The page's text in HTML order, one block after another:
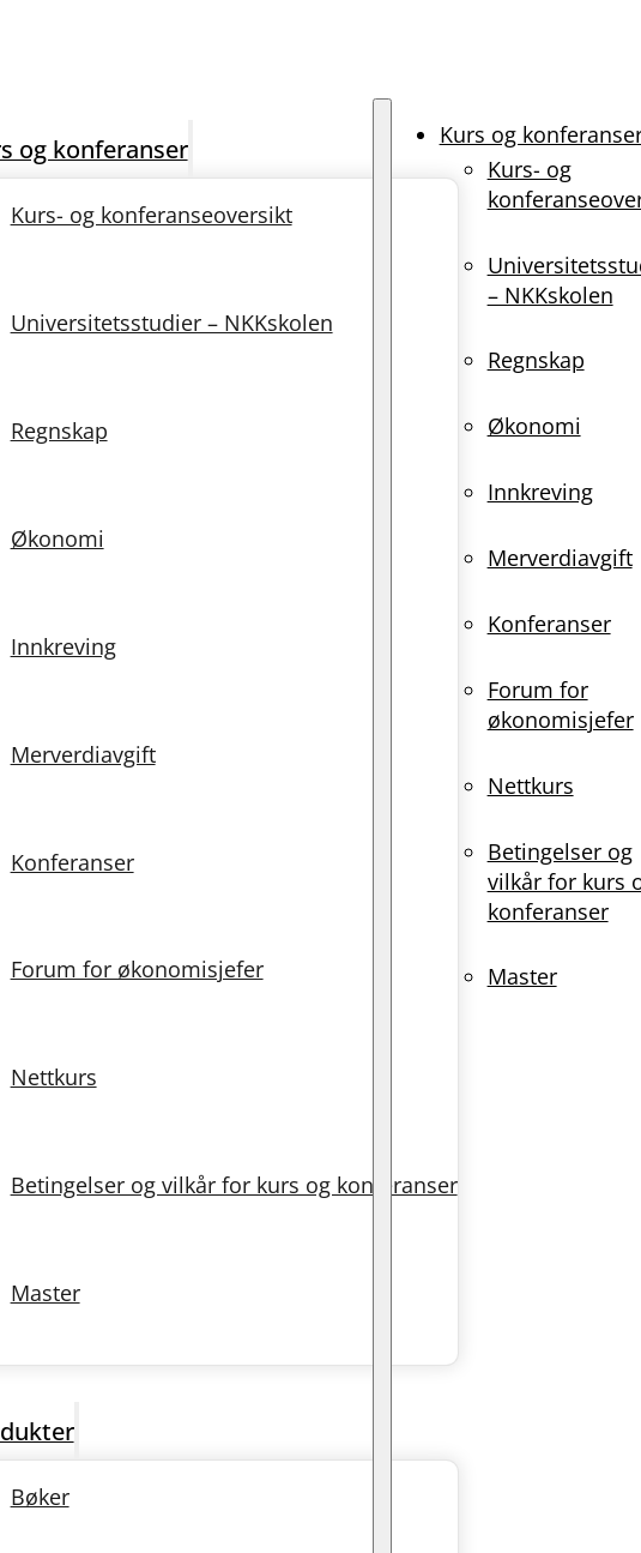
og konferanser
Kurs- og konferanseoversikt
Universitetsstudier – NKKskolen
Regnskap
Økonomi
Innkreving
Merverdiavgift
Konferanser
Forum for økonomisjefer
Nettkurs
Betingelser og vilkår for kurs og konferanser
Master
Bøker
Kurs og
Kurs- og
– NKKskolen
Regnskap
Økonomi
Innkreving
Merverdiavgift
Konferanser
Forum for
økonomisjefer
Nettkurs
Betingelser og
vilkår for kurs
konferanser
Master